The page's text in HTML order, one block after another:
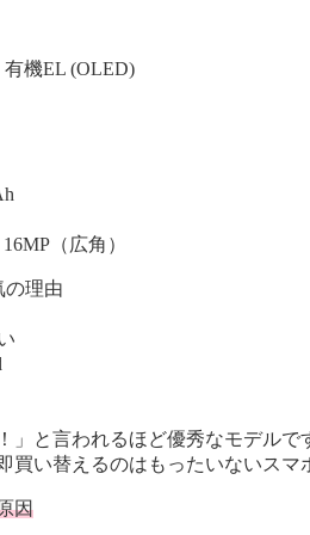
機EL (OLED)
（広角）
の理由
」と言われるほど優秀なモデルで
買い替えるのはもったいないスマ
因